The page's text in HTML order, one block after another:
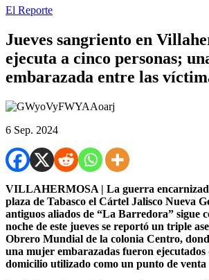
El Reporte
Jueves sangriento en
ejecuta a cinco personas;
embarazada entre las
6 Sep. 2024
VILLAHERMOSA | La guerra
plaza de Tabasco el Cártel Jalisco Nueva
antiguos aliados de “La Barredora” sigue
noche de este jueves se reportó un triple
Obrero Mundial de la colonia Centro,
una mujer embarazadas fueron ejecutados
domicilio utilizado como un punto de venta